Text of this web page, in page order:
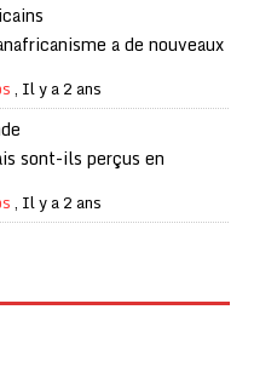
a de nouveaux
, Il y a 2 ans
sont-ils perçus en
, Il y a 2 ans